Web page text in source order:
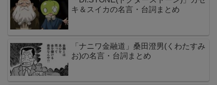
キ＆スイカの名言・台詞まとめ
「ナニワ金融道」桑田澄男(くわたすみ
お)の名言・台詞まとめ